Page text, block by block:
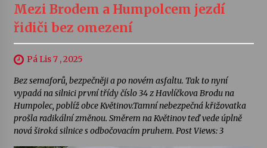
Mezi Brodem a Humpolcem jezdí
řidiči bez omezení
Pá Lis 7 , 2025
Bez semaforů, bezpečněji a po novém asfaltu. Tak to nyní
vypadá na silnici první třídy číslo 34 z Havlíčkova Brodu na
Humpolec, poblíž obce Květinov.Tamní nebezpečná křižovatka
prošla radikální změnou. Směrem na Květinov teď vede úplně
nová široká silnice s odbočovacím pruhem. Post Views: 3